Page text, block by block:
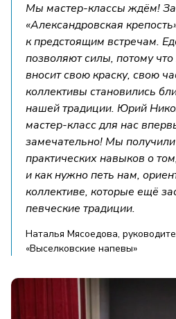
Мы мастер-классы ждём!
«Александровская
к предстоящим встречам.
позволяют силы, потому
вносит свою краску, свою
коллективы становились
нашей традиции. Юрий
мастер-класс для нас
замечательно! Мы
практических навыков о
и как нужно петь нам,
коллективе, которые ещё
певческие традиции.
Наталья Мясоедова,
«Выселковские напевы»